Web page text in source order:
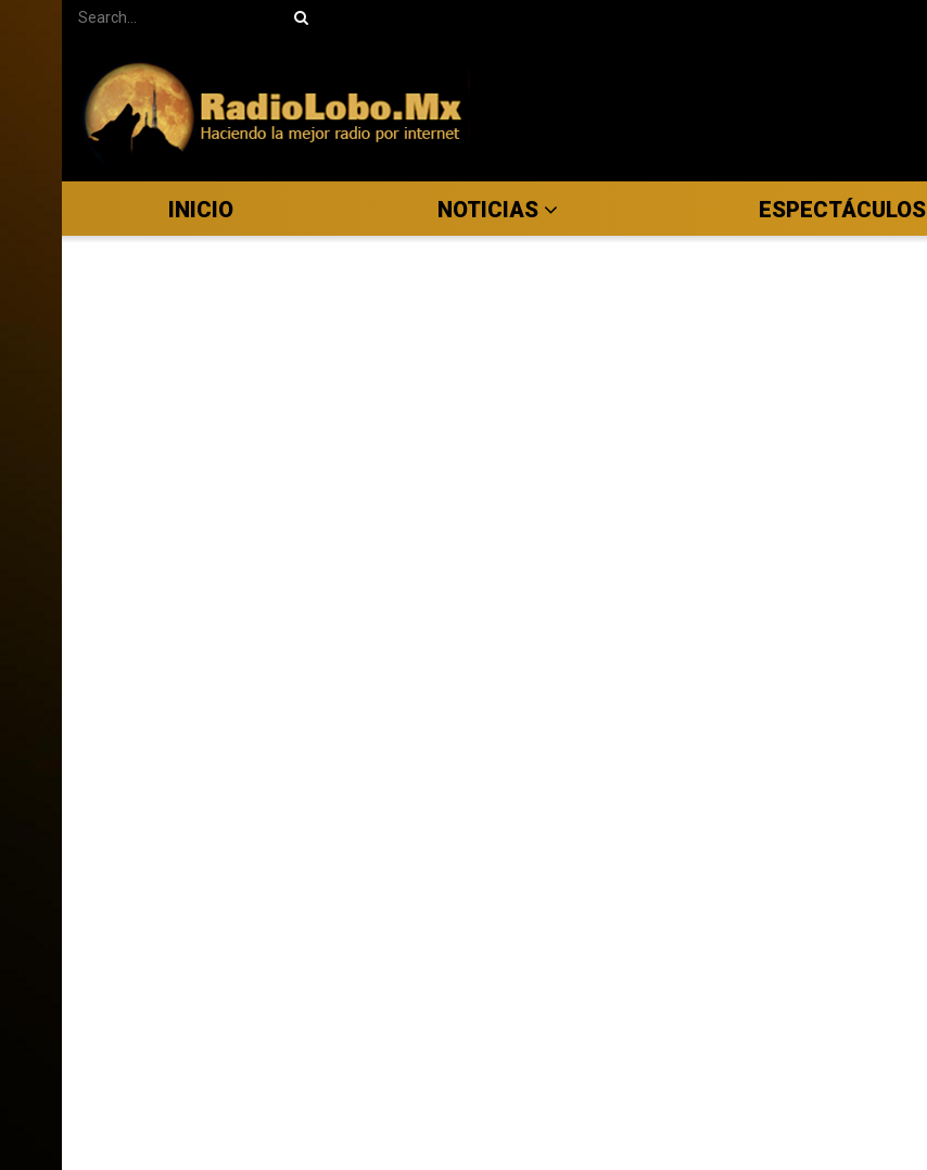
INICIO NOTICIAS ESPECTÁCULOS